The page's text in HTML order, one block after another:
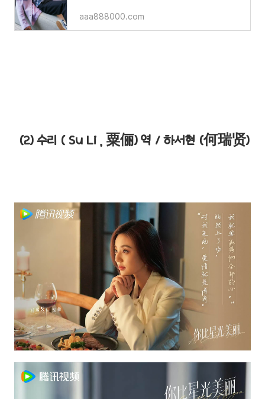
aaa888000.com
(2) 수리 ( Su Li , 粟俪) 역 / 하서현 (何瑞贤)